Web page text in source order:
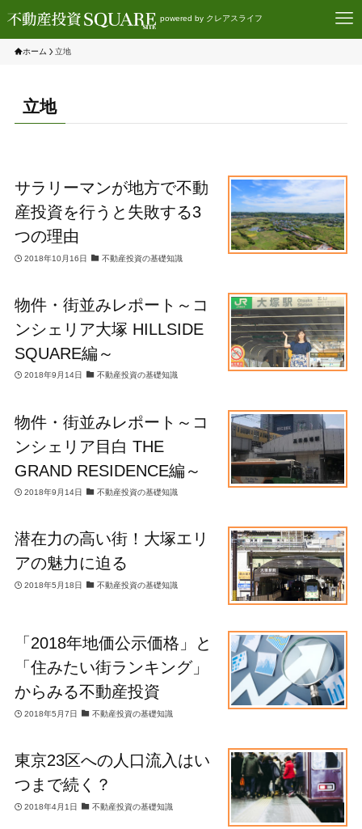
powered by クレアスライフ
ホーム 立地
立地
サラリーマンが地方で不動
産投資を行うと失敗する3
つの理由
2018年10月16日 不動産投資の基礎知識
物件・街並みレポート～コ
ンシェリア大塚 HILLSIDE
SQUARE編～
2018年9月14日 不動産投資の基礎知識
物件・街並みレポート～コ
ンシェリア目白 THE
GRAND RESIDENCE編～
2018年9月14日 不動産投資の基礎知識
潜在力の高い街！大塚エリ
アの魅力に迫る
2018年5月18日 不動産投資の基礎知識
「2018年地価公示価格」と
「住みたい街ランキング」
からみる不動産投資
2018年5月7日 不動産投資の基礎知識
東京23区への人口流入はい
つまで続く？
2018年4月1日 不動産投資の基礎知識